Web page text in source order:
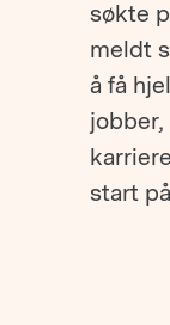
søkte
meldt
å få
start